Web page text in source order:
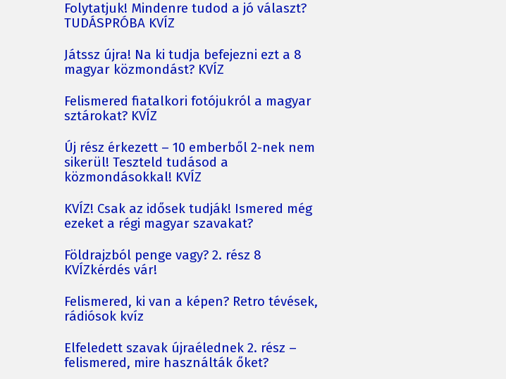
Folytatjuk! Mindenre tudod a jó választ?
TUDÁSPRÓBA KVÍZ
Játssz újra! Na ki tudja befejezni ezt a 8
magyar közmondást? KVÍZ
Felismered fiatalkori fotójukról a magyar
sztárokat? KVÍZ
Új rész érkezett – 10 emberből 2-nek nem
sikerül! Teszteld tudásod a
közmondásokkal! KVÍZ
KVÍZ! Csak az idősek tudják! Ismered még
ezeket a régi magyar szavakat?
Földrajzból penge vagy? 2. rész 8
KVÍZkérdés vár!
Felismered, ki van a képen? Retro tévések,
rádiósok kvíz
Elfeledett szavak újraélednek 2. rész –
felismered, mire használták őket?